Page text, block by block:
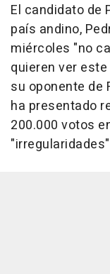
El candidato de
país andino,
miércoles "no
quieren ver
su oponente de
ha presentado
200.000 votos